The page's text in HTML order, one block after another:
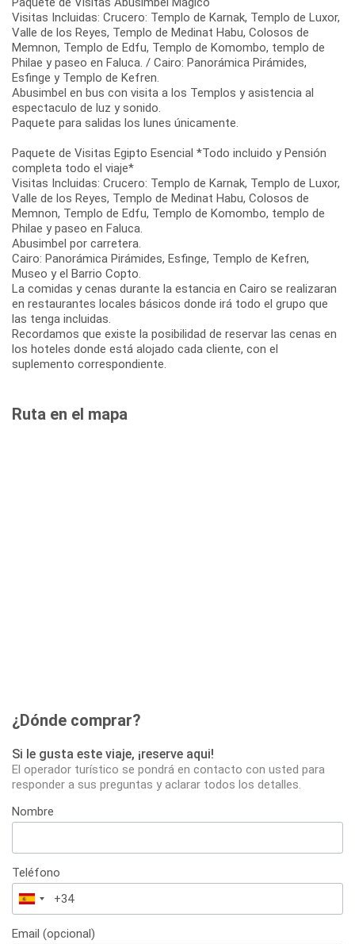
Visitas Incluidas: Crucero: Templo de Karnak, Templo de Luxor,
Valle de los Reyes, Templo de Medinat Habu, Colosos de
Memnon, Templo de Edfu, Templo de Komombo, templo de
Philae y paseo en Faluca. / Cairo: Panorámica Pirámides,
Esfinge y Templo de Kefren.
Abusimbel en bus con visita a los Templos y asistencia al
espectaculo de luz y sonido.
Paquete para salidas los lunes únicamente.
Paquete de Visitas Egipto Esencial *Todo incluido y Pensión
completa todo el viaje*
Visitas Incluidas: Crucero: Templo de Karnak, Templo de Luxor,
Valle de los Reyes, Templo de Medinat Habu, Colosos de
Memnon, Templo de Edfu, Templo de Komombo, templo de
Philae y paseo en Faluca.
Abusimbel por carretera.
Cairo: Panorámica Pirámides, Esfinge, Templo de Kefren,
Museo y el Barrio Copto.
La comidas y cenas durante la estancia en Cairo se realizaran
en restaurantes locales básicos donde irá todo el grupo que
las tenga incluidas.
Recordamos que existe la posibilidad de reservar las cenas en
los hoteles donde está alojado cada cliente, con el
suplemento correspondiente.
Ruta en el mapa
¿Dónde comprar?
Si le gusta este viaje, ¡reserve aqui!
El operador turístico se pondrá en contacto con usted para
responder a sus preguntas y aclarar todos los detalles.
Nombre
Teléfono
España
+34
Email (opcional)